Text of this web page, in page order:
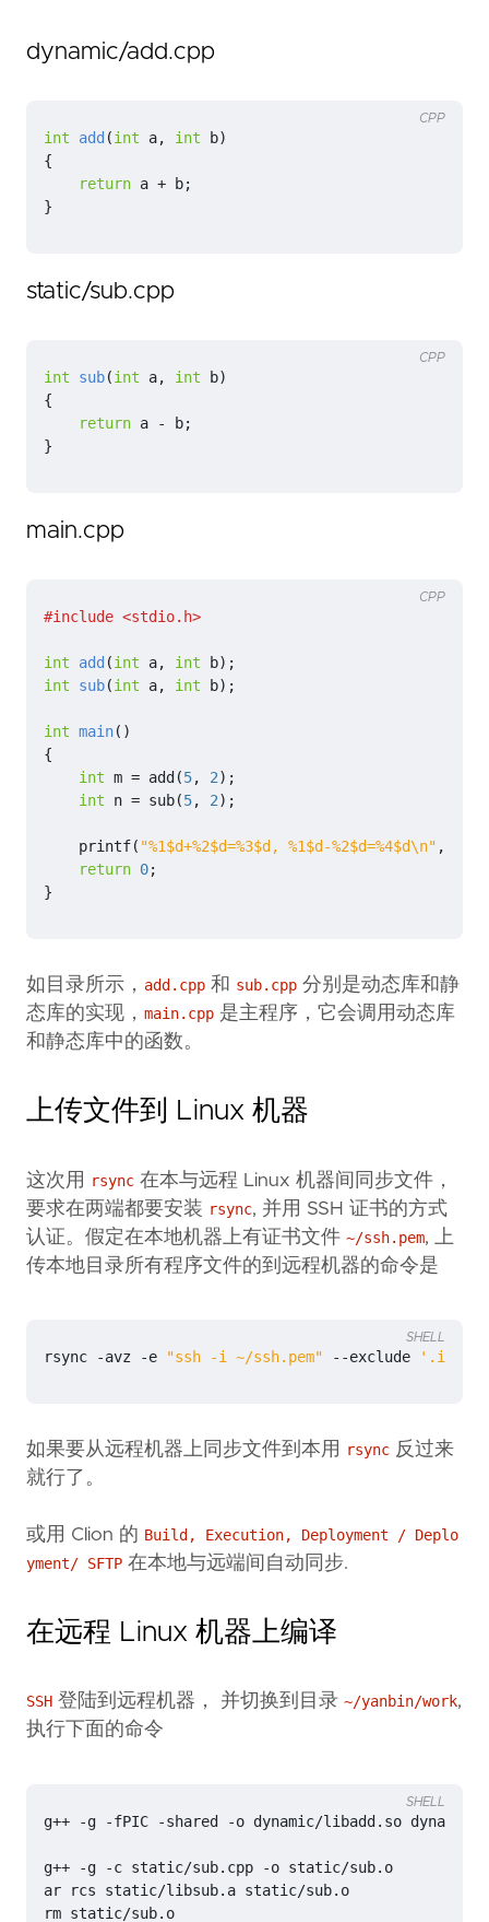
dynamic/add.cpp
int add (int a, int b)
{
return a + b;
}
CPP
static/sub.cpp
int sub(int a, int b)
{
return a - b;
}
CPP
main.cpp
#include <stdio.h>
int add (int a, int b);
int
sub(int a, int b);
int main()
{
int m = add (5, 2);
int
n = sub(5, 2);
printf( "%1$d+%2$d=%3$d, %1$d-%2$d=%4$d\n" ,
return 0;
}
CPP
如目录所示， add.cpp 和 sub.cpp 分别是动态库和静
态库的实现， main.cpp 是主程序，它会调用动态库
和静态库中的函数。
上传文件到 Linux 机器
这次用 rsync 在本与远程 Linux 机器间同步文件，
要求在两端都要安装 rsync, 并用 SSH 证书的方式
认证。假定在本地机器上有证书文件 ~/ssh.pem, 上
传本地目录所有程序文件的到远程机器的命令是
rsync -avz -e "ssh -i ~/ssh.pem" --exclude '.idea'
SHELL
如果要从远程机器上同步文件到本用 rsync 反过来
就行了。
或用 Clion 的 Build, Execution, Deployment / Deplo
yment/ SFTP 在本地与远端间自动同步.
在远程 Linux 机器上编译
SSH 登陆到远程机器， 并切换到目录 ~/yanbin/work,
执行下面的命令
g++ -g -fPIC -shared -o dynamic/libadd.so
ar rcs static/libsub.a static/
SHELL